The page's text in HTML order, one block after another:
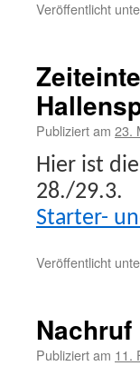
Veröffentlicht
Publiziert am 23.
Hier ist die
28./29.3.
Starter-
Veröffentlicht
Nachruf
Publiziert am 11.